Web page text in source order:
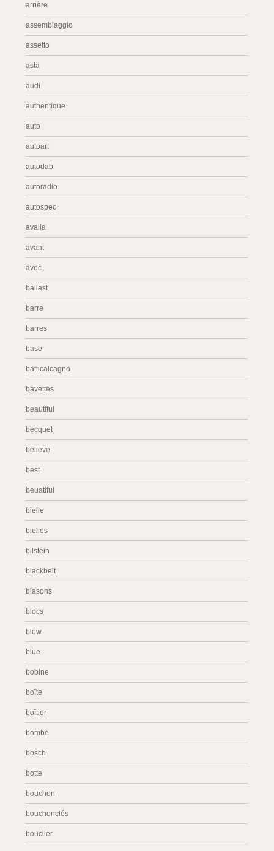
arrière
assemblaggio
assetto
asta
audi
authentique
auto
autoart
autodab
autoradio
autospec
avalia
avant
avec
ballast
barre
barres
base
batticalcagno
bavettes
beautiful
becquet
believe
best
beuatiful
bielle
bielles
bilstein
blackbelt
blasons
blocs
blow
blue
bobine
boîte
boîtier
bombe
bosch
botte
bouchon
bouchonclés
bouclier